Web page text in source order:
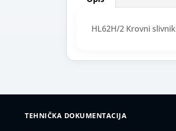
HL62H/2 Krovni slivnik
TEHNIČKA DOKUMENTACIJA